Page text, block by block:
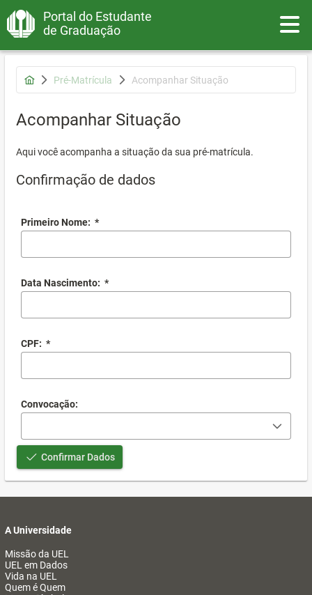
Portal do Estudante
de Graduação
Pré-Matrícula Acompanhar Situação
Acompanhar Situação
Aqui você acompanha a situação da sua pré-matrícula.
Confirmação de dados
Primeiro Nome: *
Data Nascimento: *
CPF: *
Convocação:
Confirmar Dados
A Universidade
Missão da UEL
UEL em Dados
Vida na UEL
Quem é Quem